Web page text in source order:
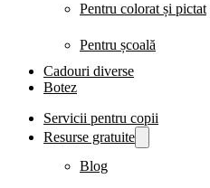
Pentru colorat și pictat
Pentru școală
Cadouri diverse
Botez
Servicii pentru copii
Resurse gratuite
Blog